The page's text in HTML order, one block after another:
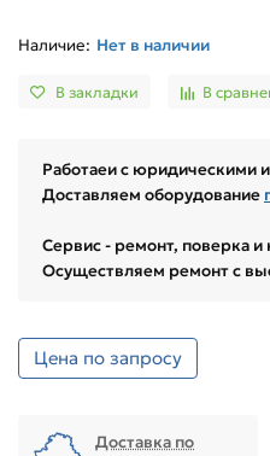
Нет в наличии
В закладки В
Работаеи с юридическими
Доставляем оборудование
Сервис - ремонт, поверка и
Осуществляем ремонт с
Цена по запросу
Доставка по